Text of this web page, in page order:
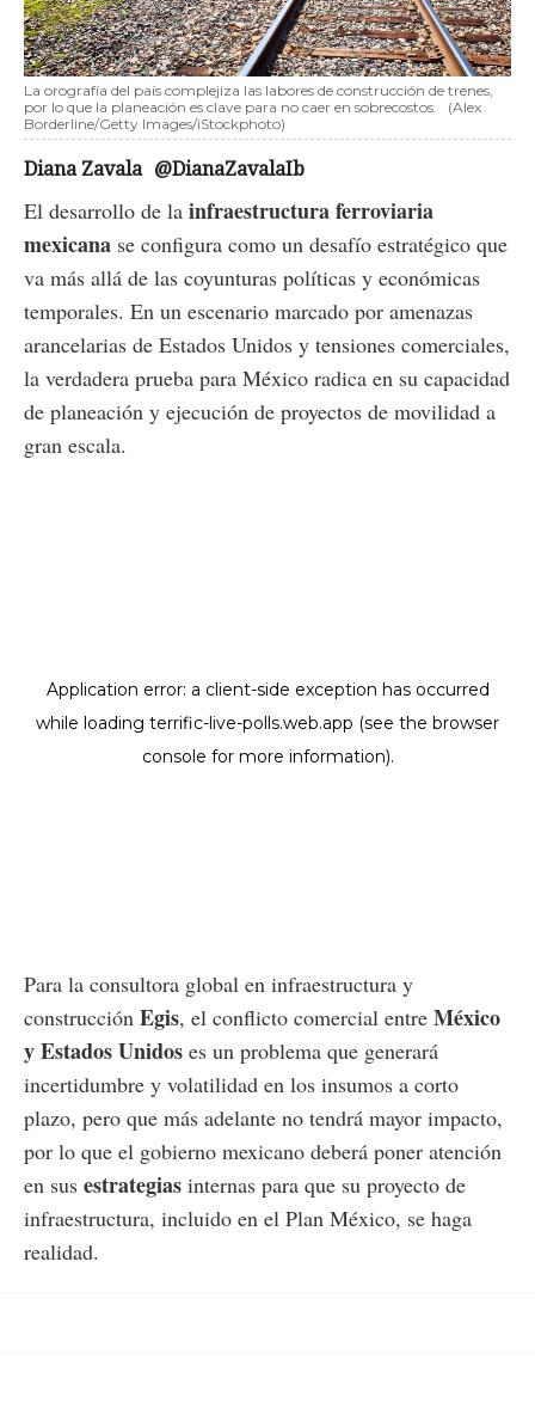
La orografía del país complejiza las labores de construcción de trenes,
por lo que la planeación es clave para no caer en sobrecostos.
(Alex
Borderline/Getty Images/iStockphoto)
Diana Zavala @DianaZavalaIb
El desarrollo de la infraestructura ferroviaria
mexicana se configura como un desafío estratégico que
va más allá de las coyunturas políticas y económicas
temporales. En un escenario marcado por amenazas
arancelarias de Estados Unidos y tensiones comerciales,
la verdadera prueba para México radica en su capacidad
de planeación y ejecución de proyectos de movilidad a
gran escala.
Para la consultora global en infraestructura y
construcción Egis, el conflicto comercial entre México
y Estados Unidos es un problema que generará
incertidumbre y volatilidad en los insumos a corto
plazo, pero que más adelante no tendrá mayor impacto,
por lo que el gobierno mexicano deberá poner atención
en sus estrategias internas para que su proyecto de
infraestructura, incluido en el Plan México, se haga
realidad.